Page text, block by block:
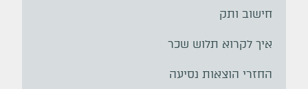
חישוב ותק
איך לקרוא תלוש שכר
החזרי הוצאות נסיעה